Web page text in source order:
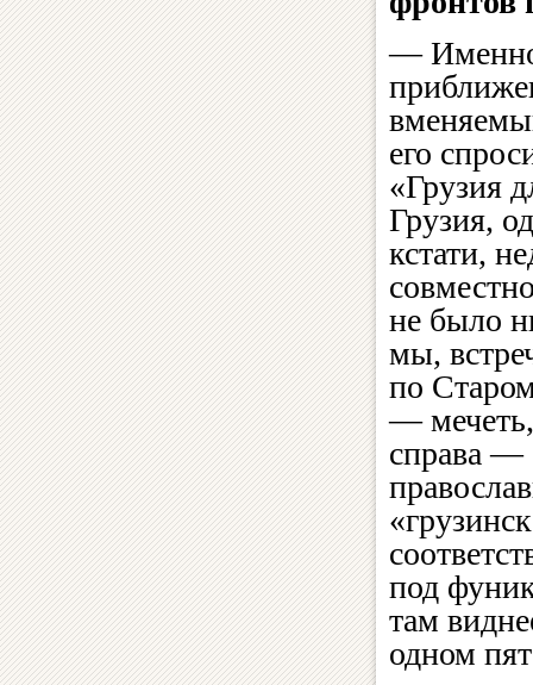
— Именно
его
«Грузия
Грузия,
кстати,
не было
мы,
по
— мечеть,
справа —
под
там
одном